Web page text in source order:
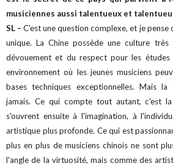
musiciennes aussi talentueux et
SL – C'est une question complexe, et je pense
unique. La Chine possède une culture
dévouement et du respect pour les études
environnement où les jeunes musiciens
bases techniques exceptionnelles. Mais
jamais. Ce qui compte tout autant, c'est
s'ouvrent ensuite à l'imagination, à
artistique plus profonde. Ce qui est
plus en plus de musiciens chinois ne sont
l'angle de la virtuosité, mais comme des